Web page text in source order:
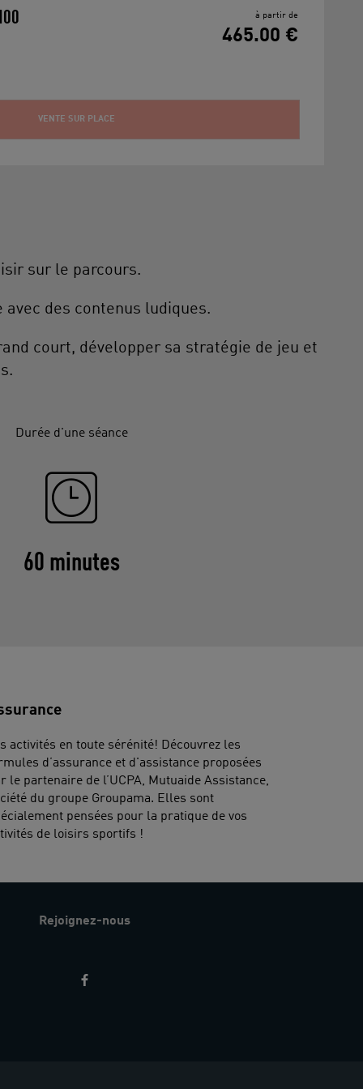
à partir de
465.00 €
VENTE SUR PLACE
sur le parcours.
des contenus ludiques.
court, développer sa stratégie de jeu et
Durée d'une séance
60 minutes
activités en toute sérénité! Découvrez les
d’assurance et d'assistance proposées
le partenaire de l’UCPA, Mutuaide Assistance,
du groupe Groupama. Elles sont
pensées pour la pratique de vos
de loisirs sportifs !
Rejoignez-nous